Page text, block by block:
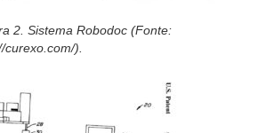
2. Sistema Robodoc (Fonte:
curexo.com/).